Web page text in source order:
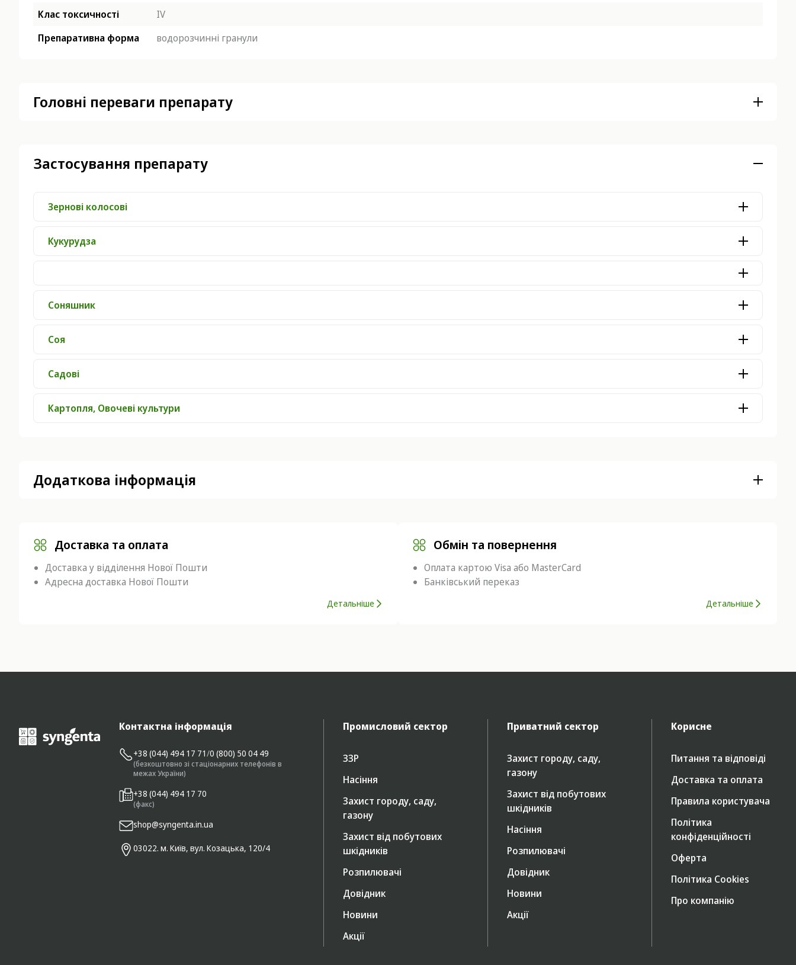
Клас токсичності
IV
Препаративна форма
водорозчинні гранули
Головні переваги препарату
Застосування препарату
Зернові колосові
Кукурудза
Соняшник
Соя
Садові
Картопля, Овочеві культури
Додаткова інформація
Доставка та оплата
Доставка у відділення Нової Пошти
Адресна доставка Нової Пошти
Детальніше
Обмін та повернення
Оплата картою Visa або MasterCard
Банківський переказ
Детальніше
Контактна інформація
+38 (044) 494 17 71/0 (800) 50 04 49
(безкоштовно зі стаціонарних телефонів в
межах України)
+38 (044) 494 17 70
(факс)
shop@syngenta.in.ua
03022. м. Київ, вул. Козацька, 120/4
Промисловий сектор
ЗЗР
Насіння
Захист городу, саду,
газону
Захист від побутових
шкідників
Розпилювачі
Довідник
Новини
Акції
Приватний сектор
Захист городу, саду,
газону
Захист від побутових
шкідників
Насіння
Розпилювачі
Довідник
Новини
Акції
Корисне
Питання та відповіді
Доставка та оплата
Правила користувача
Політика
конфіденційності
Оферта
Політика Cookies
Про компанію